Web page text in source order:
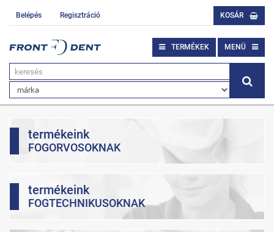
Belépés Regisztráció KOSÁR
TERMÉKEK MENÜ
termékeink
FOGORVOSOKNAK
termékeink
FOGTECHNIKUSOKNAK